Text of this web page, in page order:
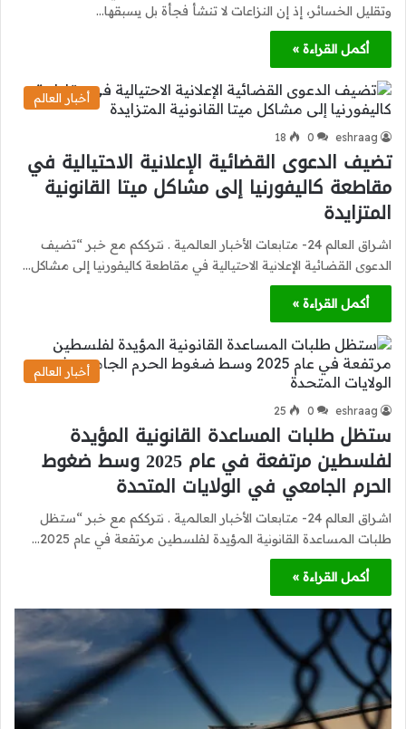
وتقليل الخسائر، إذ إن النزاعات لا تنشأ فجأة بل يسبقها…
أكمل القراءة »
أخبار العالم
eshraag
0
18
تضيف الدعوى القضائية الإعلانية الاحتيالية في
مقاطعة كاليفورنيا إلى مشاكل ميتا القانونية
المتزايدة
اشراق العالم 24- متابعات الأخبار العالمية . نترككم مع خبر “تضيف
الدعوى القضائية الإعلانية الاحتيالية في مقاطعة كاليفورنيا إلى مشاكل…
أكمل القراءة »
أخبار العالم
eshraag
0
25
ستظل طلبات المساعدة القانونية المؤيدة
لفلسطين مرتفعة في عام 2025 وسط ضغوط
الحرم الجامعي في الولايات المتحدة
اشراق العالم 24- متابعات الأخبار العالمية . نترككم مع خبر “ستظل
طلبات المساعدة القانونية المؤيدة لفلسطين مرتفعة في عام 2025…
أكمل القراءة »